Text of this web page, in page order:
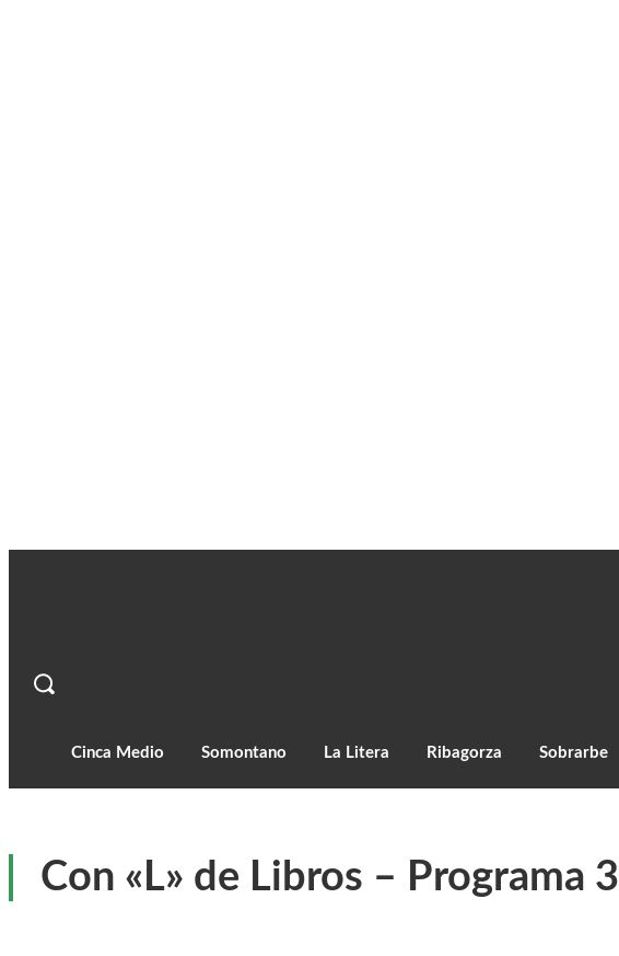
Cinca Medio Somontano La Litera Ribagorza Sobrarbe
Con «L» de Libros – Programa 3